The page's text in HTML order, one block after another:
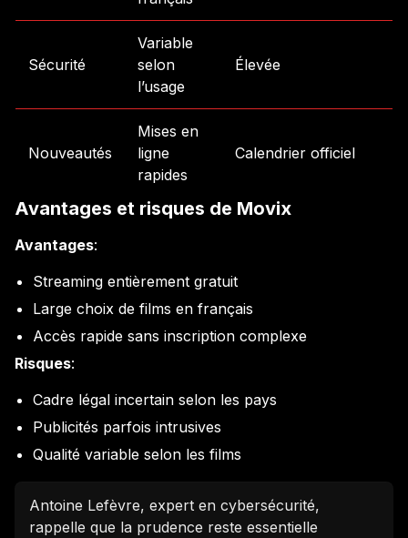
Sécurité
Variable
selon
l’usage
Élevée
Nouveautés
Mises en
ligne
rapides
Calendrier officiel
Avantages et risques de Movix
Avantages:
Streaming entièrement gratuit
Large choix de films en français
Accès rapide sans inscription complexe
Risques:
Cadre légal incertain selon les pays
Publicités parfois intrusives
Qualité variable selon les films
Antoine Lefèvre, expert en cybersécurité,
rappelle que la prudence reste essentielle